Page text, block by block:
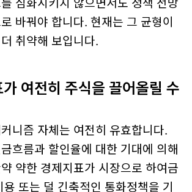
심화시키지 않으면서도 정책 전망
바꿔야 합니다. 현재는 그 균형이
취약해 보입니다.
여전히 주식을 끌어올릴 수
니즘 자체는 여전히 유효합니다.
흐름과 할인율에 대한 기대에 의해
약한 경제지표가 시장으로 하여금
용 또는 덜 긴축적인 통화정책을 기